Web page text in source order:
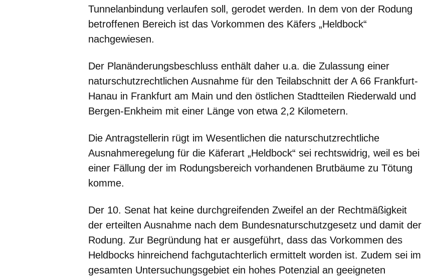
Tunnelanbindung verlaufen soll, gerodet werden. In dem von der Rodung
betroffenen Bereich ist das Vorkommen des Käfers „Heldbock“
nachgewiesen.
Der Planänderungsbeschluss enthält daher u.a. die Zulassung einer
naturschutzrechtlichen Ausnahme für den Teilabschnitt der A 66 Frankfurt-
Hanau in Frankfurt am Main und den östlichen Stadtteilen Riederwald und
Bergen-Enkheim mit einer Länge von etwa 2,2 Kilometern.
Die Antragstellerin rügt im Wesentlichen die naturschutzrechtliche
Ausnahmeregelung für die Käferart „Heldbock“ sei rechtswidrig, weil es bei
einer Fällung der im Rodungsbereich vorhandenen Brutbäume zu Tötung
komme.
Der 10. Senat hat keine durchgreifenden Zweifel an der Rechtmäßigkeit
der erteilten Ausnahme nach dem Bundesnaturschutzgesetz und damit der
Rodung. Zur Begründung hat er ausgeführt, dass das Vorkommen des
Heldbocks hinreichend fachgutachterlich ermittelt worden ist. Zudem sei im
gesamten Untersuchungsgebiet ein hohes Potenzial an geeigneten